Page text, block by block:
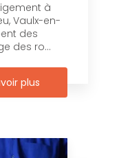
à
Vaulx-en-
des
des ro...
plus